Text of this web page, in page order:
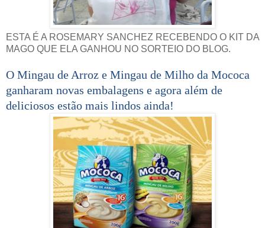
ESTA É A ROSEMARY SANCHEZ RECEBENDO O KIT DA
MAGO QUE ELA GANHOU NO SORTEIO DO BLOG.
O Mingau de Arroz e Mingau de Milho da Mococa
ganharam novas embalagens e agora além de
deliciosos estão mais lindos ainda!